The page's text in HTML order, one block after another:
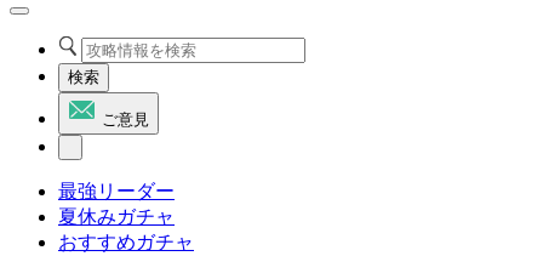
検索
ご意見
最強リーダー
夏休みガチャ
おすすめガチャ